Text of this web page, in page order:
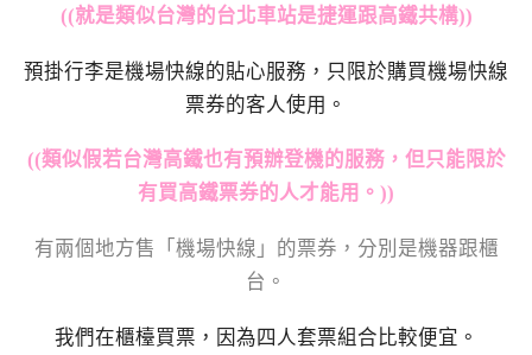
((就是類似台灣的台北車站是捷運跟高鐵共構))
預掛行李是機場快線的貼心服務，只限於購買機場快線
票券的客人使用。
((類似假若台灣高鐵也有預辦登機的服務，但只能限於
有買高鐵票券的人才能用。))
有兩個地方售「機場快線」的票券，分別是機器跟櫃
台。
我們在櫃檯買票，因為四人套票組合比較便宜。